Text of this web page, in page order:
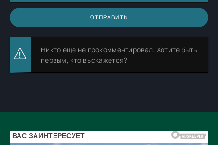
ОТПРАВИТЬ
Никто еще не прокомментировал. Хотите быть
первым, кто выскажется?